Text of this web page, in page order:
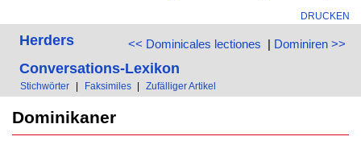
DRUCKEN
<< Dominicales lectiones | Dominiren >>
Herders
Conversations-Lexikon
Stichwörter | Faksimiles | Zufälliger Artikel
Dominikaner